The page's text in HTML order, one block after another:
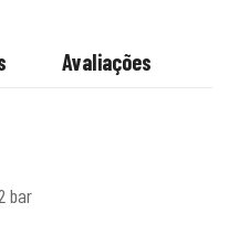
Avaliações
bar